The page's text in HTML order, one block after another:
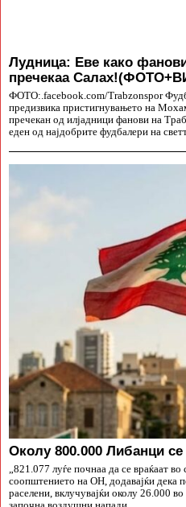
Лудница: Еве како
пречекаа
ФОТО:.facebook.com/Trabzonspor
предизвика пристигнувањето на
пречекан од илјадници фанови на
еден од најдобрите фудбалери на
Околу 800.000 Либанци се
„821.077 луѓе почнаа да се враќаат во
соопштението на ОН, додавајќи дека
раселени, вклучувајќи околу 26.000